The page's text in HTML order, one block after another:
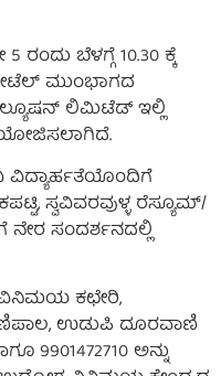
ಬೆಳಗ್ಗೆ 10.30 ಕ್ಕೆ
ಮುಂಭಾಗದ
ಲಿಮಿಟೆಡ್ ಇಲ್ಲಿ
ವಿದ್ಯಾರ್ಹತೆಯೊಂದಿಗೆ
ಸ್ವವಿವರವುಳ್ಳ ರೆಸ್ಯೂಮ್/
ನೇರ ಸಂದರ್ಶನದಲ್ಲಿ
ವಿನಿಮಯ ಕಛೇರಿ,
ಉಡುಪಿ ದೂರವಾಣಿ
9901472710 ಅನ್ನು